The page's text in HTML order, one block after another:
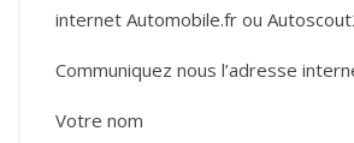
internet Automobile.fr ou
Communiquez nous l’adresse
Votre nom